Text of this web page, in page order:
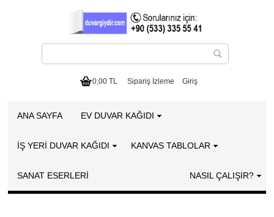
0,00 TL Sipariş İzleme Giriş
ANA SAYFA EV DUVAR KAĞIDI
İŞ YERİ DUVAR KAĞIDI KANVAS TABLOLAR
SANAT ESERLERI NASIL ÇALIŞIR?